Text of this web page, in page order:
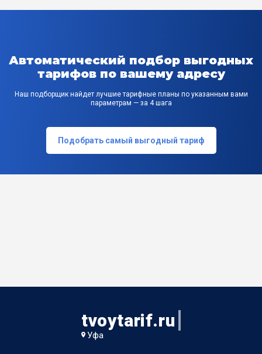
Автоматический подбор выгодных
тарифов по вашему адресу
Наш подборщик найдет лучшие тарифные планы по указанным вами
параметрам — за 4 шага
Подобрать самый выгодный тариф
tvoytarif.ru
Уфа